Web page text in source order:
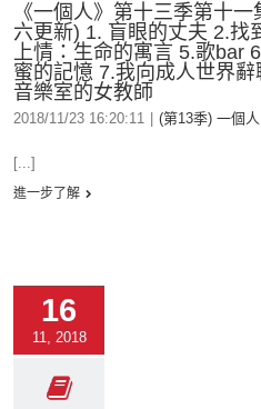
《一個人》第十三季第十
六更新) 1. 盲眼的丈夫 2.找
上情：生命的寓言 5.歌bar
蜜的記憶 7.我向成人世界辭
音樂室的女教師
2018/11/23 16:20:11 (第13季) 一個人
[...]
進一步了解
16
11, 2018